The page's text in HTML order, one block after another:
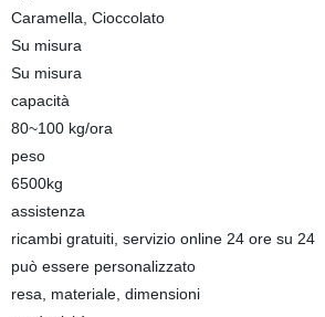
Caramella, Cioccolato
Su misura
Su misura
capacità
80~100 kg/ora
peso
6500kg
assistenza
ricambi gratuiti, servizio online 24 ore su 24
può essere personalizzato
resa, materiale, dimensioni